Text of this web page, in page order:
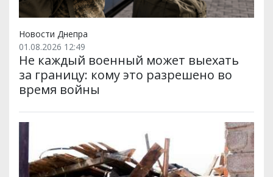
Новости Днепра
01.08.2026 12:49
Не каждый военный может выехать
за границу: кому это разрешено во
время войны